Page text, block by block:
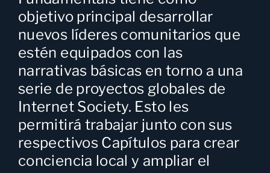
objetivo principal desarrollar
nuevos líderes comunitarios que
estén equipados con las
narrativas básicas en torno a una
serie de proyectos globales de
Internet Society. Esto les
permitirá trabajar junto con sus
respectivos Capítulos para crear
conciencia local y ampliar el